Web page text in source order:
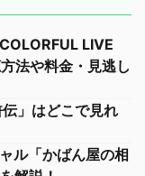
LIVE
法や料金・見逃し
」はどこで見れ
ル「かばん屋の相